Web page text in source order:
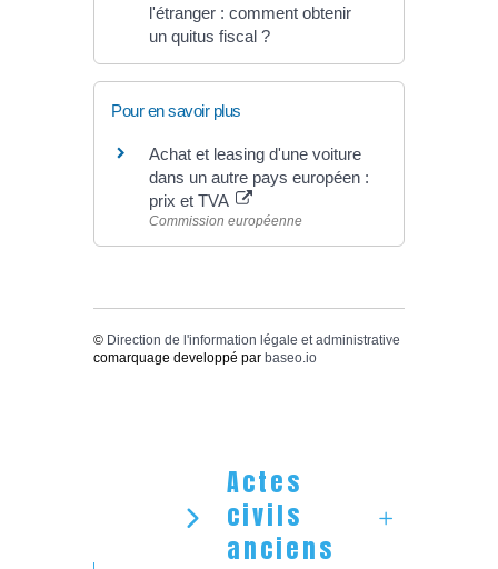
l'étranger : comment obtenir
un quitus fiscal ?
Pour en savoir plus
Achat et leasing d'une voiture
dans un autre pays européen :
prix et TVA
Commission européenne
© Direction de l'information légale et administrative
comarquage developpé par baseo.io
Actes
civils
anciens